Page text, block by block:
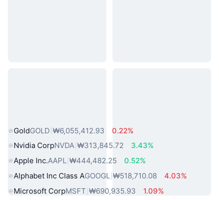
GoldGOLD ₩6,055,412.93
0.22%
Nvidia CorpNVDA ₩313,845.72
3.43%
Apple Inc.AAPL ₩444,482.25
0.52%
Alphabet Inc Class AGOOGL ₩518,710.08
4.03%
Microsoft CorpMSFT ₩690,935.93
1.09%